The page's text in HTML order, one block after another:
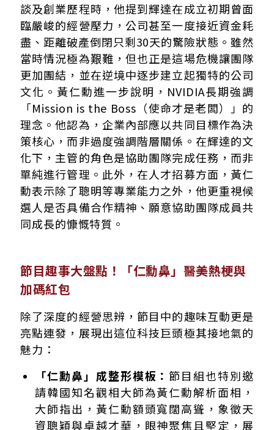
談及創業歷程時，他提到輝達在成立初期曾面
臨嚴峻的經營壓力，公司甚至一度接近資金耗
盡、距離破產倒閉只剩30天的驚險狀態。雖然
當時情況極為艱難，但也正是這場危機讓團隊
更加團結，並在逆境中逐步建立起獨特的公司
文化。黃仁勳進一步說明，NVIDIA長期強調
「Mission is the Boss（使命才是老闆）」的
理念。他認為，企業內部應以共同目標作為決
策核心，而非過度強調階層關係。在輝達的文
化下，主管的角色是協助團隊完成任務，而非
單純進行管理。此外，在人才招募方面，黃仁
勳表示除了聰明等專業能力之外，他更重視候
選人是否具備合作精神、願意協助團隊成員共
同成長的慷慨特質。
節目趣事大盤點！「仁勳鼻」醫美熱梗與
加碼紅包
除了深度的經營思辨，節目中的趣味互動更是
亮點連發，展現出這位科技巨頭極其接地氣的
魅力：
「仁勳鼻」成整形模板： 節目組也特別邀
請韓國知名觀相大師為黃仁勳解析面相，
大師指出，黃仁勳額頭寬闊高聳，象徵天
資聰穎與卓越才華，眼神聚焦且堅定，展